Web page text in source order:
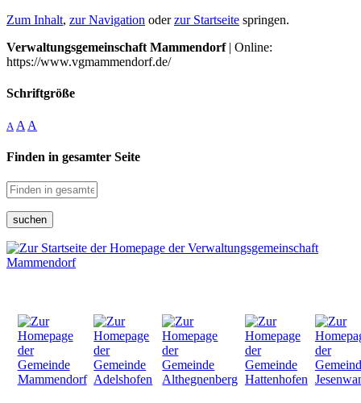
Zum Inhalt, zur Navigation oderzur Startseite springen.
Verwaltungsgemeinschaft Mammendorf| Online:
https://www.vgmammendorf.de/
Schriftgröße
A A A
Finden in gesamter Seite
suchen